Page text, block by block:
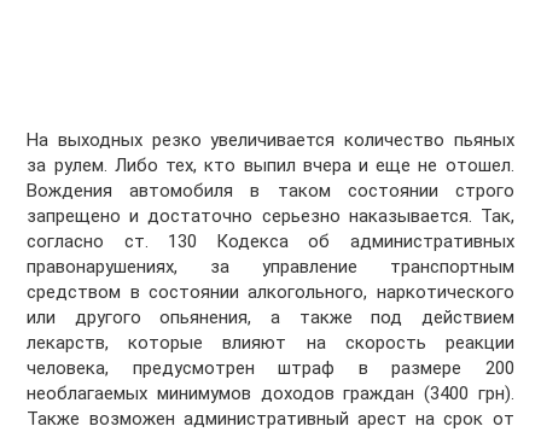
На выходных резко увеличивается количество пьяных
за рулем. Либо тех, кто выпил вчера и еще не отошел.
Вождения автомобиля в таком состоянии строго
запрещено и достаточно серьезно наказывается. Так,
согласно ст. 130 Кодекса об административных
правонарушениях, за управление транспортным
средством в состоянии алкогольного, наркотического
или другого опьянения, а также под действием
лекарств, которые влияют на скорость реакции
человека, предусмотрен штраф в размере 200
необлагаемых минимумов доходов граждан (3400 грн).
Также возможен административный арест на срок от